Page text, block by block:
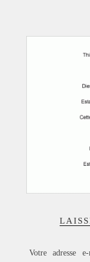
Votre adresse